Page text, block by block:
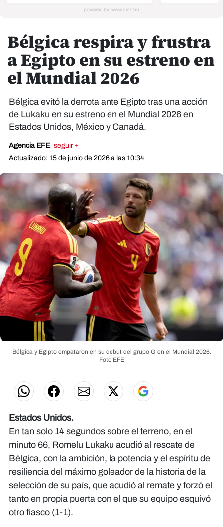
Bélgica respira y frustra
a Egipto en su estreno en
el Mundial 2026
Bélgica evitó la derrota ante Egipto tras una acción
de Lukaku en su estreno en el Mundial 2026 en
Estados Unidos, México y Canadá.
Agencia EFE seguir +
Actualizado: 15 de junio de 2026 a las 10:34
Bélgica y Egipto empataron en su debut del grupo G en el Mundial 2026.
Foto EFE
Estados Unidos.
En tan solo 14 segundos sobre el terreno, en el
minuto 66, Romelu Lukaku acudió al rescate de
Bélgica, con la ambición, la potencia y el espíritu de
resiliencia del máximo goleador de la historia de la
selección de su país, que acudió al remate y forzó el
tanto en propia puerta con el que su equipo esquivó
otro fiasco (1-1).